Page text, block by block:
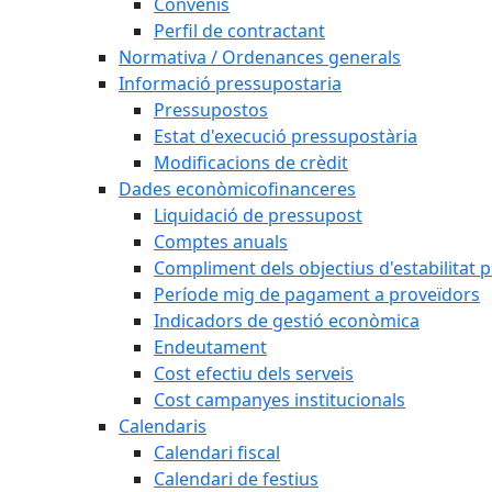
Perfil de contractant
Normativa / Ordenances generals
Informació pressupostaria
Pressupostos
Estat d'execució pressupostària
Modificacions de crèdit
Dades econòmicofinanceres
Liquidació de pressupost
Comptes anuals
Compliment dels objectius d'estabilitat
Període mig de pagament a proveïdors
Indicadors de gestió econòmica
Endeutament
Cost efectiu dels serveis
Cost campanyes institucionals
Calendaris
Calendari fiscal
Calendari de festius